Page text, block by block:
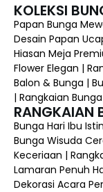
KOLEKSI
Papan Bunga
Desain Papan
Hiasan Meja
Flower Elegan |
Balon & Bunga |
| Rangkaian
RANGKAIAN
Bunga Hari Ibu
Bunga Wisuda
Keceriaan |
Lamaran Penuh
Dekorasi Acara